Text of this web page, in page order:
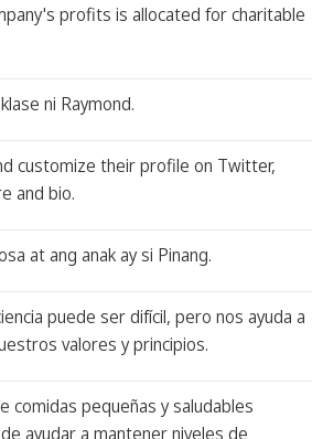
profits is allocated for charitable
ni Raymond.
customize their profile on Twitter,
and bio.
at ang anak ay si Pinang.
puede ser difícil, pero nos ayuda a
valores y principios.
comidas pequeñas y saludables
ayudar a mantener niveles de